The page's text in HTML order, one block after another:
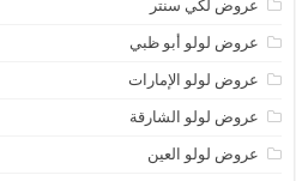
عروض لكي سنتر
عروض لولو أبو ظبي
عروض لولو الإمارات
عروض لولو الشارقة
عروض لولو العين